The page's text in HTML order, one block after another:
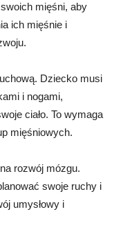
mięśni, aby
ich mięśnie i
Dziecko musi
i nogami,
ciało. To wymaga
mięśniowych.
rozwój mózgu.
swoje ruchy i
umysłowy i